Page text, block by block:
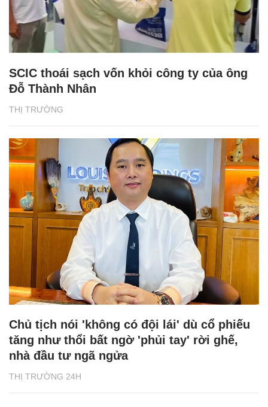
THỊ TRƯỜNG
SCIC thoái sạch vốn khỏi công ty của ông
Đỗ Thành Nhân
THỊ TRƯỜNG 24H
Chủ tịch nói 'không có đội lái' dù cổ phiếu
tăng như thổi bất ngờ 'phủi tay' rời ghế,
nhà đầu tư ngã ngửa